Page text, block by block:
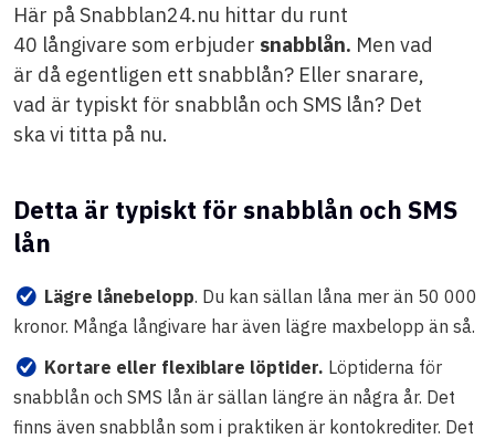
Här på Snabblan24.nu hittar du runt
40 långivare som erbjuder snabblån. Men vad
är då egentligen ett snabblån? Eller snarare,
vad är typiskt för snabblån och SMS lån? Det
ska vi titta på nu.
Detta är typiskt för snabblån och SMS
lån
Lägre lånebelopp. Du kan sällan låna mer än 50 000
kronor. Många långivare har även lägre maxbelopp än så.
Kortare eller flexiblare löptider. Löptiderna för
snabblån och SMS lån är sällan längre än några år. Det
finns även snabblån som i praktiken är kontokrediter. Det